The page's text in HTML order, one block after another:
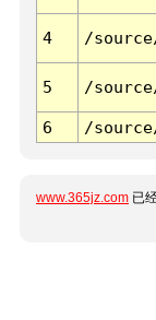
4 /
5 /
6 /
www.365jz.com 已